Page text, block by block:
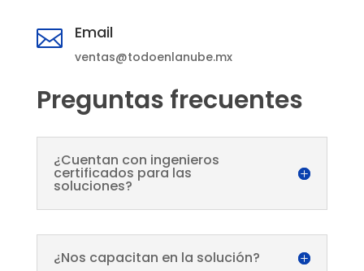
 Email
ventas@todoenlanube.mx
Preguntas frecuentes
¿Cuentan con ingenieros
certificados para las
soluciones?
¿Nos capacitan en la solución?